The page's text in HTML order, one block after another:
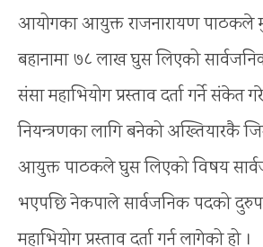
आयोगका आयुक्त राजनारायण पाठकले
बहानामा ७८ लाख घुस लिएको
संसद्मा महाभियोग प्रस्ताव दर्ता गर्ने संकेत
नियन्त्रणका लागि बनेको अख्तियारकै
आयुक्त पाठकले घुस लिएको विषय
भएपछि नेकपाले सार्वजनिक पदको
महाभियोग प्रस्ताव दर्ता गर्न लागेको हो ।